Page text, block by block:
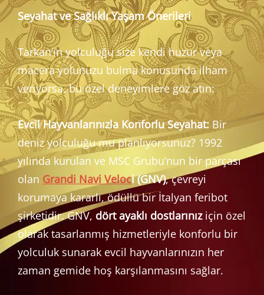
Seyahat ve Sağlıklı Yaşam Önerileri
Tarkan’ın yolculuğu size kendi huzur veya
macera yolunuzu bulma konusunda ilham
veriyorsa, bu özel deneyimlere göz atın:
Evcil Hayvanlarınızla Konforlu Seyahat: Bir
deniz yolculuğu mu planlıyorsunuz? 1992
yılında kurulan ve MSC Grubu’nun bir parçası
olan Grandi Navi Veloci (GNV), çevreyi
korumaya kararlı, ödüllü bir İtalyan feribot
şirketidir. GNV, dört ayaklı dostlarınıziçin özel
olarak tasarlanmış hizmetleriyle konforlu bir
yolculuk sunarak evcil hayvanlarınızın her
zaman gemide hoş karşılanmasını sağlar.